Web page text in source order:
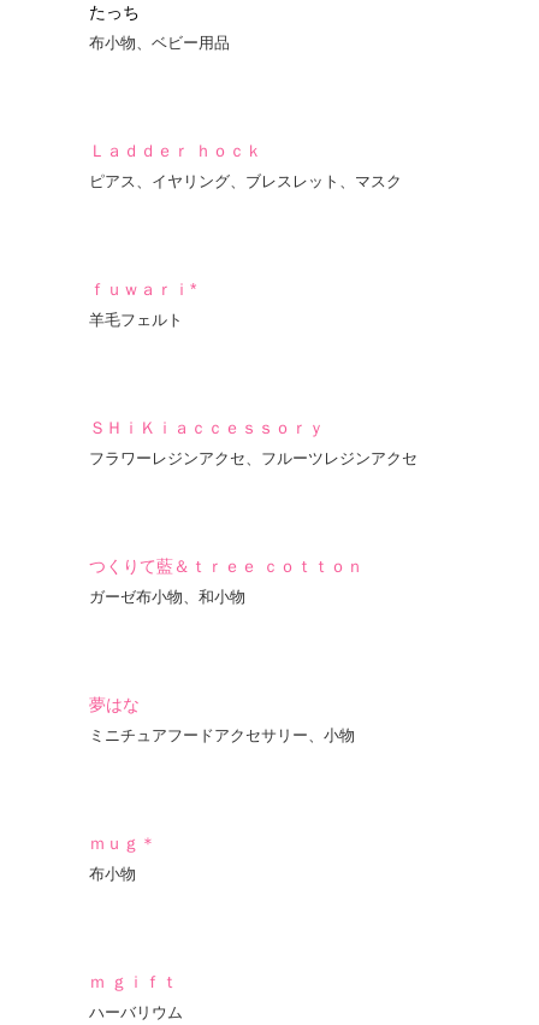
たっち
布小物、ベビー用品
Ｌａｄｄｅｒ ｈｏｃｋ
ピアス、イヤリング、ブレスレット、マスク
ｆｕｗａｒｉ*
羊毛フェルト
ＳＨｉＫｉａｃｃｅｓｓｏｒｙ
フラワーレジンアクセ、フルーツレジンアクセ
つくりて藍＆ｔｒｅｅ ｃｏｔｔｏｎ
ガーゼ布小物、和小物
夢はな
ミニチュアフードアクセサリー、小物
ｍｕｇ＊
布小物
ｍ ｇｉｆｔ
ハーバリウム